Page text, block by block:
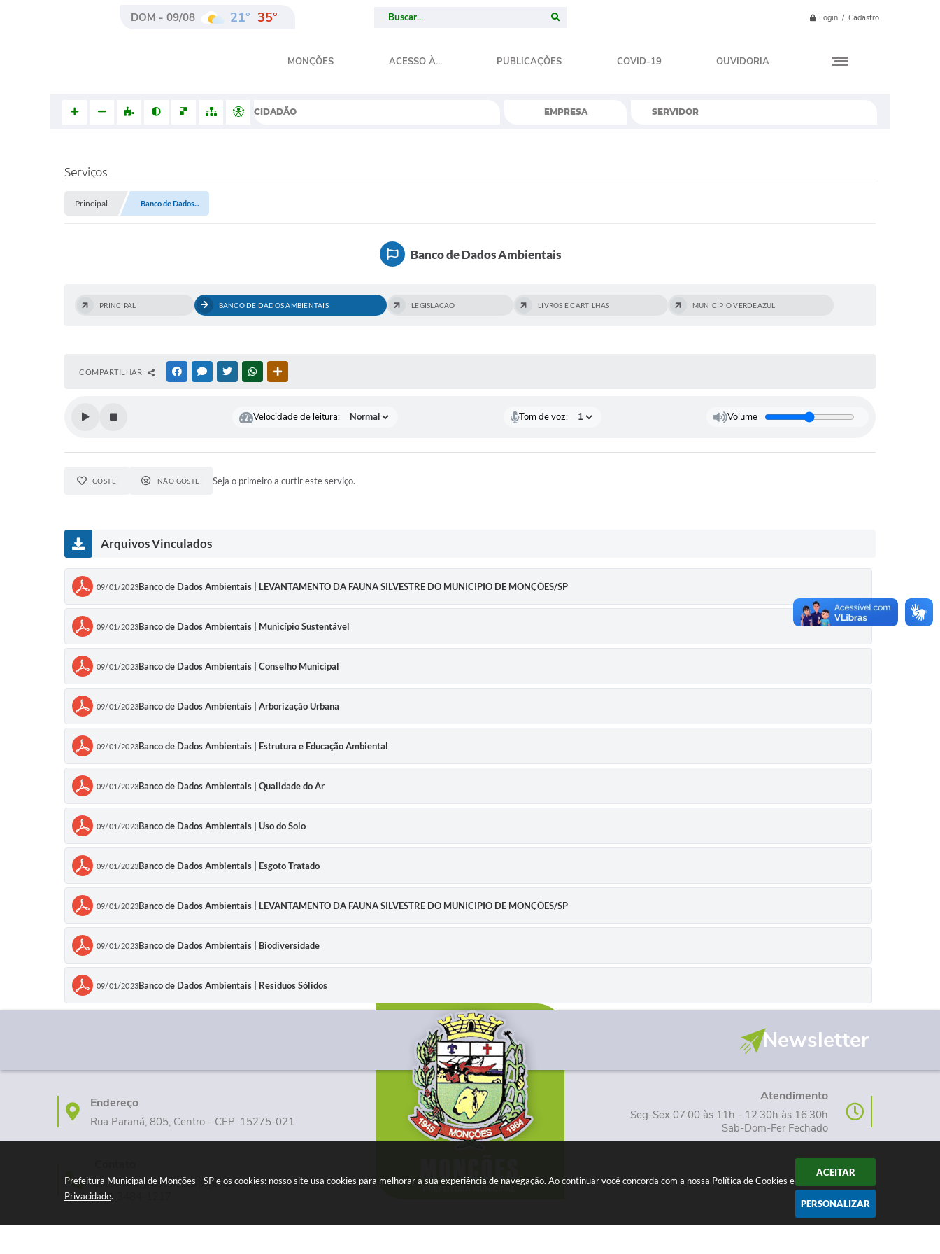
Prefeitura Municipal de Monções - SP e os cookies: nosso site usa cookies para melhorar a sua experiência de navegação. Ao continuar você concorda com a nossa Política de Cookies e
Privacidade.
ACEITAR
PERSONALIZAR
Login / Cadastro
DOM - 09/08 21° 35°
MONÇÕES ACESSO À... PUBLICAÇÕES COVID-19 OUVIDORIA
CIDADÃO EMPRESA SERVIDOR
Serviços
Principal Banco de Dados...
Banco de Dados Ambientais
PRINCIPAL BANCO DE DADOS AMBIENTAIS LEGISLACAO LIVROS E CARTILHAS MUNICÍPIO VERDEAZUL
COMPARTILHAR FACEBOOKMESSENGER
TWITTERWHATSAPP
Velocidade de leitura: Tom de voz: Volume
GOSTEI NÃO GOSTEI Seja o primeiro a curtir este serviço.
Arquivos Vinculados
09/01/2023Banco de Dados Ambientais | LEVANTAMENTO DA FAUNA SILVESTRE DO MUNICIPIO DE MONÇÕES/SP
09/01/2023Banco de Dados Ambientais | Município Sustentável
09/01/2023Banco de Dados Ambientais | Conselho Municipal
09/01/2023Banco de Dados Ambientais | Arborização Urbana
09/01/2023Banco de Dados Ambientais | Estrutura e Educação Ambiental
09/01/2023Banco de Dados Ambientais | Qualidade do Ar
09/01/2023Banco de Dados Ambientais | Uso do Solo
09/01/2023Banco de Dados Ambientais | Esgoto Tratado
09/01/2023Banco de Dados Ambientais | LEVANTAMENTO DA FAUNA SILVESTRE DO MUNICIPIO DE MONÇÕES/SP
09/01/2023Banco de Dados Ambientais | Biodiversidade
09/01/2023Banco de Dados Ambientais | Resíduos Sólidos
Newsletter
Endereço
Rua Paraná, 805, Centro - CEP: 15275-021
Atendimento
Seg-Sex 07:00 às 11h - 12:30h às 16:30h
Sab-Dom-Fer Fechado
prefeitura@moncoes.sp.gov.br
(17) 3484-1217